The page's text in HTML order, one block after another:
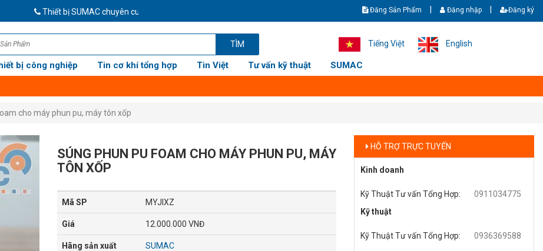
Thiết bị SUMAC chuyên cung cấp thiết bị cơ khí, thiết bị công nghiệp CHÍNH HÃNG GIÁ TỐT NHẤT - Giao hàng nhanh - Ship cod toàn quốc.
Đăng Sản Phẩm Đăng nhập Đăng ký
TÌM Tiếng Việt English
bị công nghiệp Tin cơ khí tổng hợp Tin Việt Tư vấn kỹ thuật SUMAC
cho máy phun pu, máy tôn xốp
SÚNG PHUN PU FOAM CHO MÁY PHUN PU, MÁY
TÔN XỐP
Mã SP MYJIXZ
Giá 12.000.000 VNĐ
Hãng sản xuất SUMAC
HỖ TRỢ TRỰC TUYẾN
Kinh doanh
Kỹ Thuật Tư vấn Tổng Hợp:
0911034775
Kỹ thuật
Kỹ Thuật Tư vấn Tổng Hợp: 0936369588